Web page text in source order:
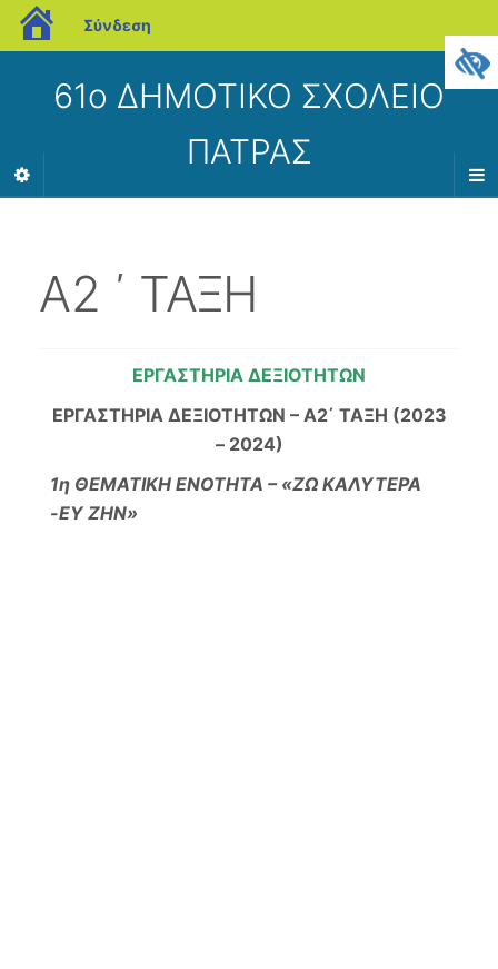
blogs.sch.gr
Σύνδεση
61ο ΔΗΜΟΤΙΚΟ ΣΧΟΛΕΙΟ
ΠΑΤΡΑΣ
Α2 ΄ ΤΑΞΗ
ΕΡΓΑΣΤΗΡΙΑ ΔΕΞΙΟΤΗΤΩΝ
ΕΡΓΑΣΤΗΡΙΑ ΔΕΞΙΟΤΗΤΩΝ – A2΄ ΤΑΞΗ (2023
– 2024)
1η ΘΕΜΑΤΙΚΗ ΕΝΟΤΗΤΑ – «ΖΩ ΚΑΛΥΤΕΡΑ
-ΕΥ ΖΗΝ»